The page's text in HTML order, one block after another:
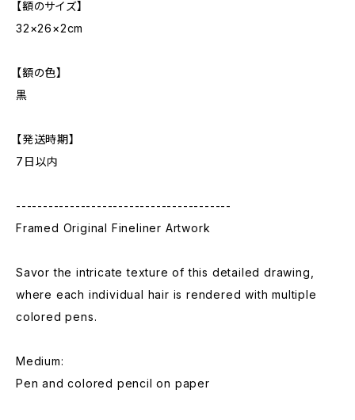
【額のサイズ】
32×26×2cm
【額の色】
黒
【発送時期】
7日以内
----------------------------------------
Framed Original Fineliner Artwork
Savor the intricate texture of this detailed drawing,
where each individual hair is rendered with multiple
colored pens.
Medium:
Pen and colored pencil on paper